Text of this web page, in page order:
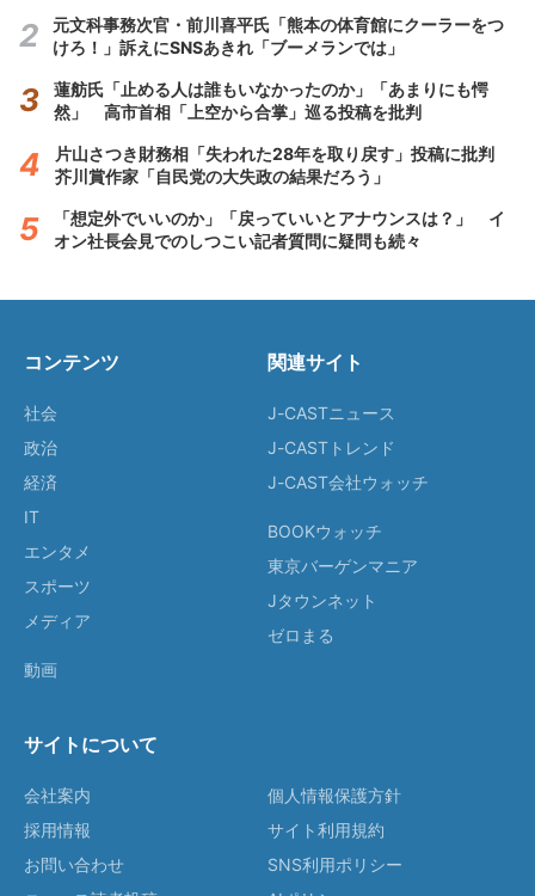
元文科事務次官・前川喜平氏「熊本の体育館にクーラーをつ
けろ！」訴えにSNSあきれ「ブーメランでは」
蓮舫氏「止める人は誰もいなかったのか」「あまりにも愕
然」 高市首相「上空から合掌」巡る投稿を批判
片山さつき財務相「失われた28年を取り戻す」投稿に批判
芥川賞作家「自民党の大失政の結果だろう」
「想定外でいいのか」「戻っていいとアナウンスは？」 イ
オン社長会見でのしつこい記者質問に疑問も続々
コンテンツ
社会
政治
経済
IT
エンタメ
スポーツ
メディア
動画
関連サイト
J-CASTニュース
J-CASTトレンド
J-CAST会社ウォッチ
BOOKウォッチ
東京バーゲンマニア
Jタウンネット
ゼロまる
サイトについて
会社案内
採用情報
お問い合わせ
個人情報保護方針
サイト利用規約
SNS利用ポリシー